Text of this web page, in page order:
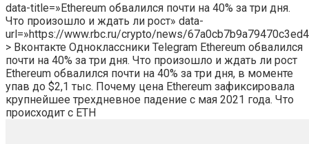
data-title=»Ethereum обвалился почти на 40% за три дня.
Что произошло и ждать ли рост» data-
url=»https://www.rbc.ru/crypto/news/
> Вконтакте Одноклассники Telegram Ethereum обвалился
почти на 40% за три дня. Что произошло и ждать ли рост
Ethereum обвалился почти на 40% за три дня, в моменте
упав до $2,1 тыс. Почему цена Ethereum зафиксировала
крупнейшее трехдневное падение с мая 2021 года. Что
происходит с ETH